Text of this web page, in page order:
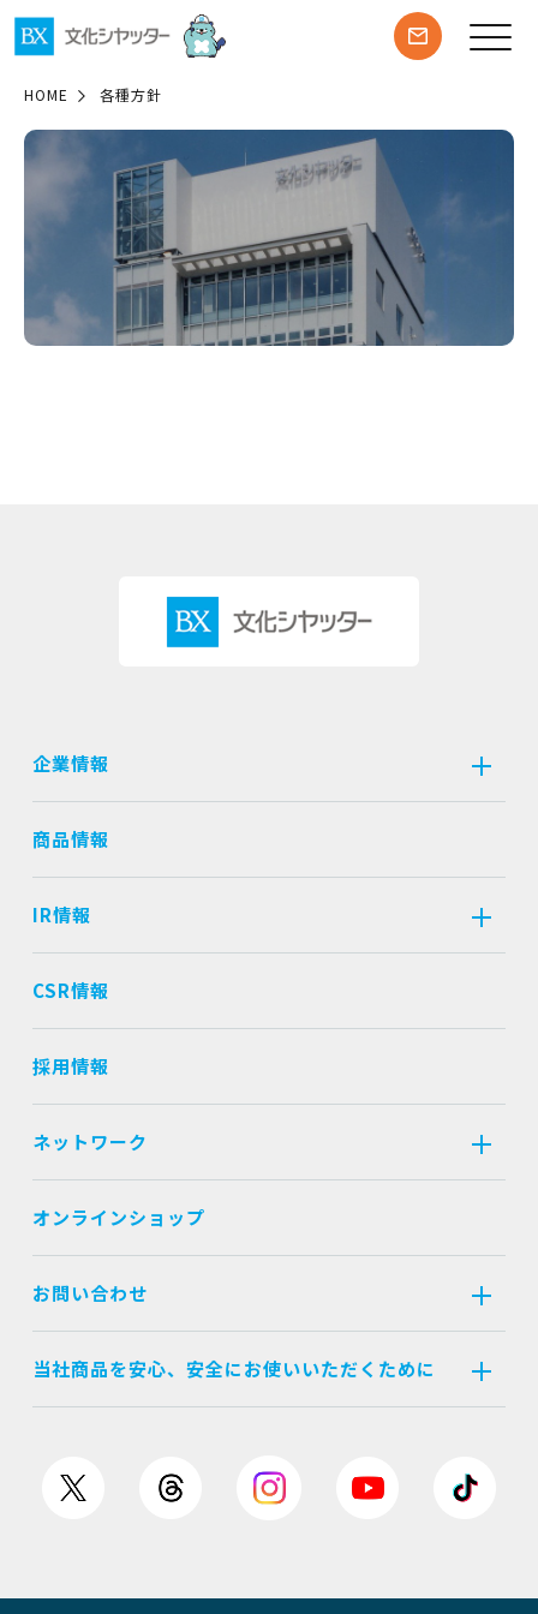
HOME 各種方針
企業情報
商品情報
IR情報
CSR情報
採用情報
ネットワーク
オンラインショップ
お問い合わせ
当社商品を安心、安全にお使いいただくために